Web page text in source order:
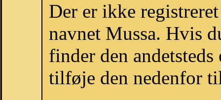
Der er ikke
navnet Mussa. Hvis
finder den
tilføje den nedenfor